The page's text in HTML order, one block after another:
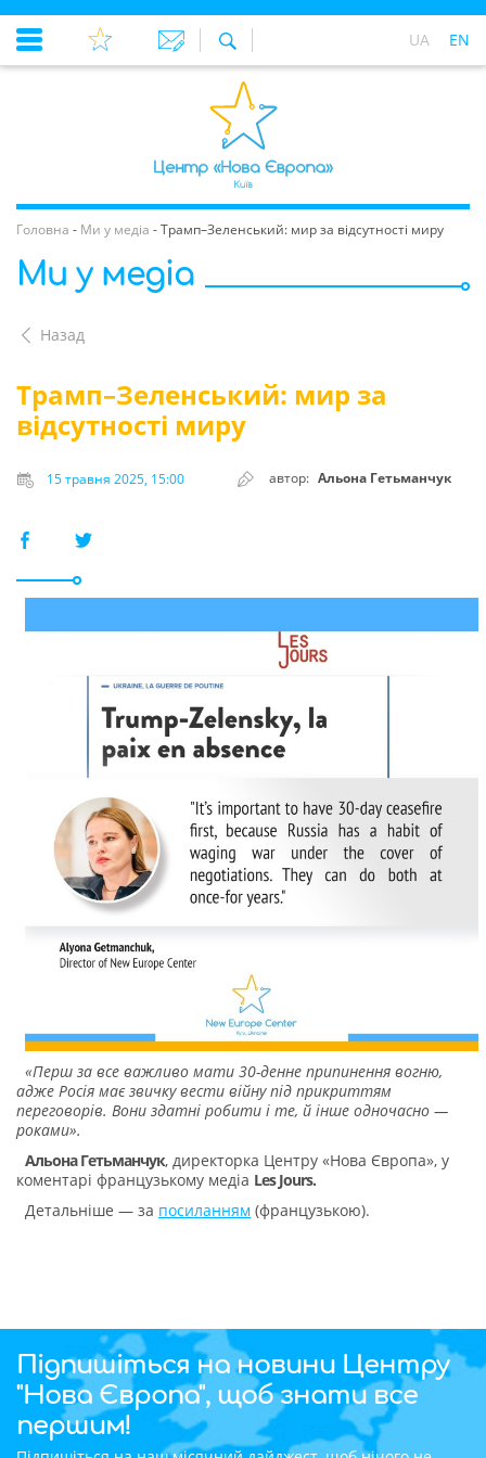
UA EN
Головна - Ми у медіа -Трамп–Зеленський: мир за відсутності миру
Ми у медіа
Назад
Трамп–Зеленський: мир за
відсутності миру
15 травня 2025, 15:00 автор: Альона Гетьманчук
«Перш за все важливо мати 30-денне припинення вогню,
адже Росія має звичку вести війну під прикриттям
переговорів. Вони здатні робити і те, й інше одночасно —
роками».
Альона Гетьманчук, директорка Центру «Нова Європа», у
коментарі французькому медіа Les Jours.
Детальніше — за посиланням (французькою).
Підпишіться на новини Центру
"Нова Європа", щоб знати все
першим!